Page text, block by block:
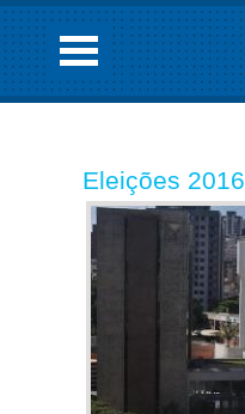
Eleições 2016